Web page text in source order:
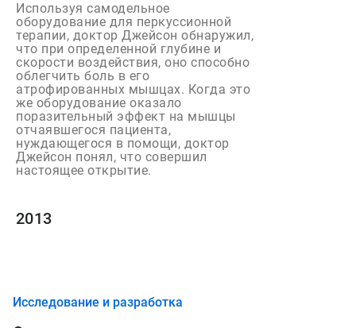
Используя самодельное
оборудование для перкуссионной
терапии, доктор Джейсон обнаружил,
что при определенной глубине и
скорости воздействия, оно способно
облегчить боль в его
атрофированных мышцах. Когда это
же оборудование оказало
поразительный эффект на мышцы
отчаявшегося пациента,
нуждающегося в помощи, доктор
Джейсон понял, что совершил
настоящее открытие.
2013
Исследование и разработка